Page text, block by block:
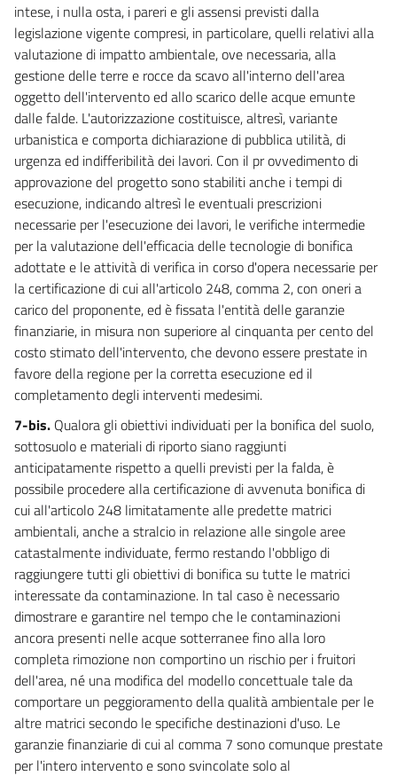
TUTELA DELLE ACQUE DALL'INQUINAMENTO
TITOLO I
PRINCIPI GENERALI E COMPETENZE
73
74
75
TITOLO II
OBIETTIVI DI QUALITÀ
CAPO I
OBIETTIVO DI QUALITÀ AMBIENTALE E OBIETTIVO DI QUALITÀ PER
SPECIFICA DESTINAZIONE
76
77
78
78 bis
78 ter
78 quater
78 quinquies
78 sexies
78 septies
78 octies
78 novies
78 decies
78 undecies
79
CAPO II
ACQUE A SPECIFICA DESTINAZIONE
80
81
82
83
intese, i nulla osta, i pareri e gli assensi previsti dalla
legislazione vigente compresi, in particolare, quelli relativi alla
valutazione di impatto ambientale, ove necessaria, alla
gestione delle terre e rocce da scavo all'interno dell'area
oggetto dell'intervento ed allo scarico delle acque emunte
dalle falde. L'autorizzazione costituisce, altresì, variante
urbanistica e comporta dichiarazione di pubblica utilità, di
urgenza ed indifferibilità dei lavori. Con il pr ovvedimento di
approvazione del progetto sono stabiliti anche i tempi di
esecuzione, indicando altresì le eventuali prescrizioni
necessarie per l'esecuzione dei lavori, le verifiche intermedie
per la valutazione dell'efficacia delle tecnologie di bonifica
adottate e le attività di verifica in corso d'opera necessarie per
la certificazione di cui all'articolo 248, comma 2, con oneri a
carico del proponente, ed è fissata l'entità delle garanzie
finanziarie, in misura non superiore al cinquanta per cento del
costo stimato dell'intervento, che devono essere prestate in
favore della regione per la corretta esecuzione ed il
completamento degli interventi medesimi.
7-bis. Qualora gli obiettivi individuati per la bonifica del suolo,
sottosuolo e materiali di riporto siano raggiunti
anticipatamente rispetto a quelli previsti per la falda, è
possibile procedere alla certificazione di avvenuta bonifica di
cui all'articolo 248 limitatamente alle predette matrici
ambientali, anche a stralcio in relazione alle singole aree
catastalmente individuate, fermo restando l'obbligo di
raggiungere tutti gli obiettivi di bonifica su tutte le matrici
interessate da contaminazione. In tal caso è necessario
dimostrare e garantire nel tempo che le contaminazioni
ancora presenti nelle acque sotterranee fino alla loro
completa rimozione non comportino un rischio per i fruitori
dell'area, né una modifica del modello concettuale tale da
comportare un peggioramento della qualità ambientale per le
altre matrici secondo le specifiche destinazioni d'uso. Le
garanzie finanziarie di cui al comma 7 sono comunque prestate
per l'intero intervento e sono svincolate solo al